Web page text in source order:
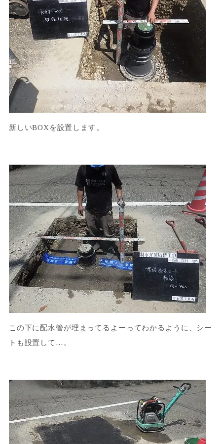
新しいBOXを設置します。
この下に配水管が埋まってるよーってわかるように、シー
トも設置して…。